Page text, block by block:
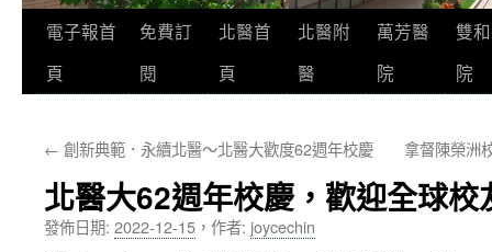
跳
至
要
內
容
電子報首
頁
免費訂
閱
北醫首
頁
北醫附
醫
萬芳醫
院
雙
院
← 創新典範．永續北醫～北醫大歡度62週年校慶 拿督陳榮洲
北醫大62週年校慶，歡迎全球校
發佈日期: 2022-12-15 ， 作者: joycechin